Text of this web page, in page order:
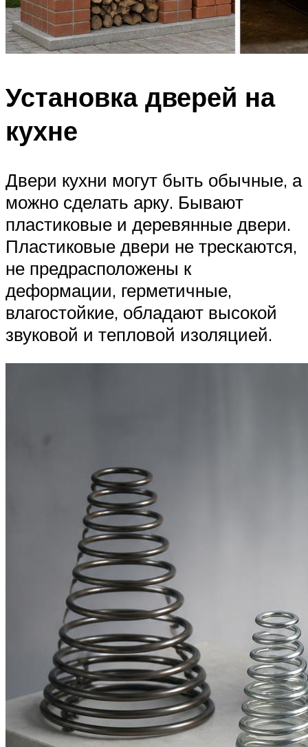
Установка дверей на
кухне
Двери кухни могут быть обычные, а
можно сделать арку. Бывают
пластиковые и деревянные двери.
Пластиковые двери не трескаются,
не предрасположены к
деформации, герметичные,
влагостойкие, обладают высокой
звуковой и тепловой изоляцией.